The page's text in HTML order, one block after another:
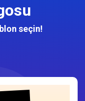
seçin!